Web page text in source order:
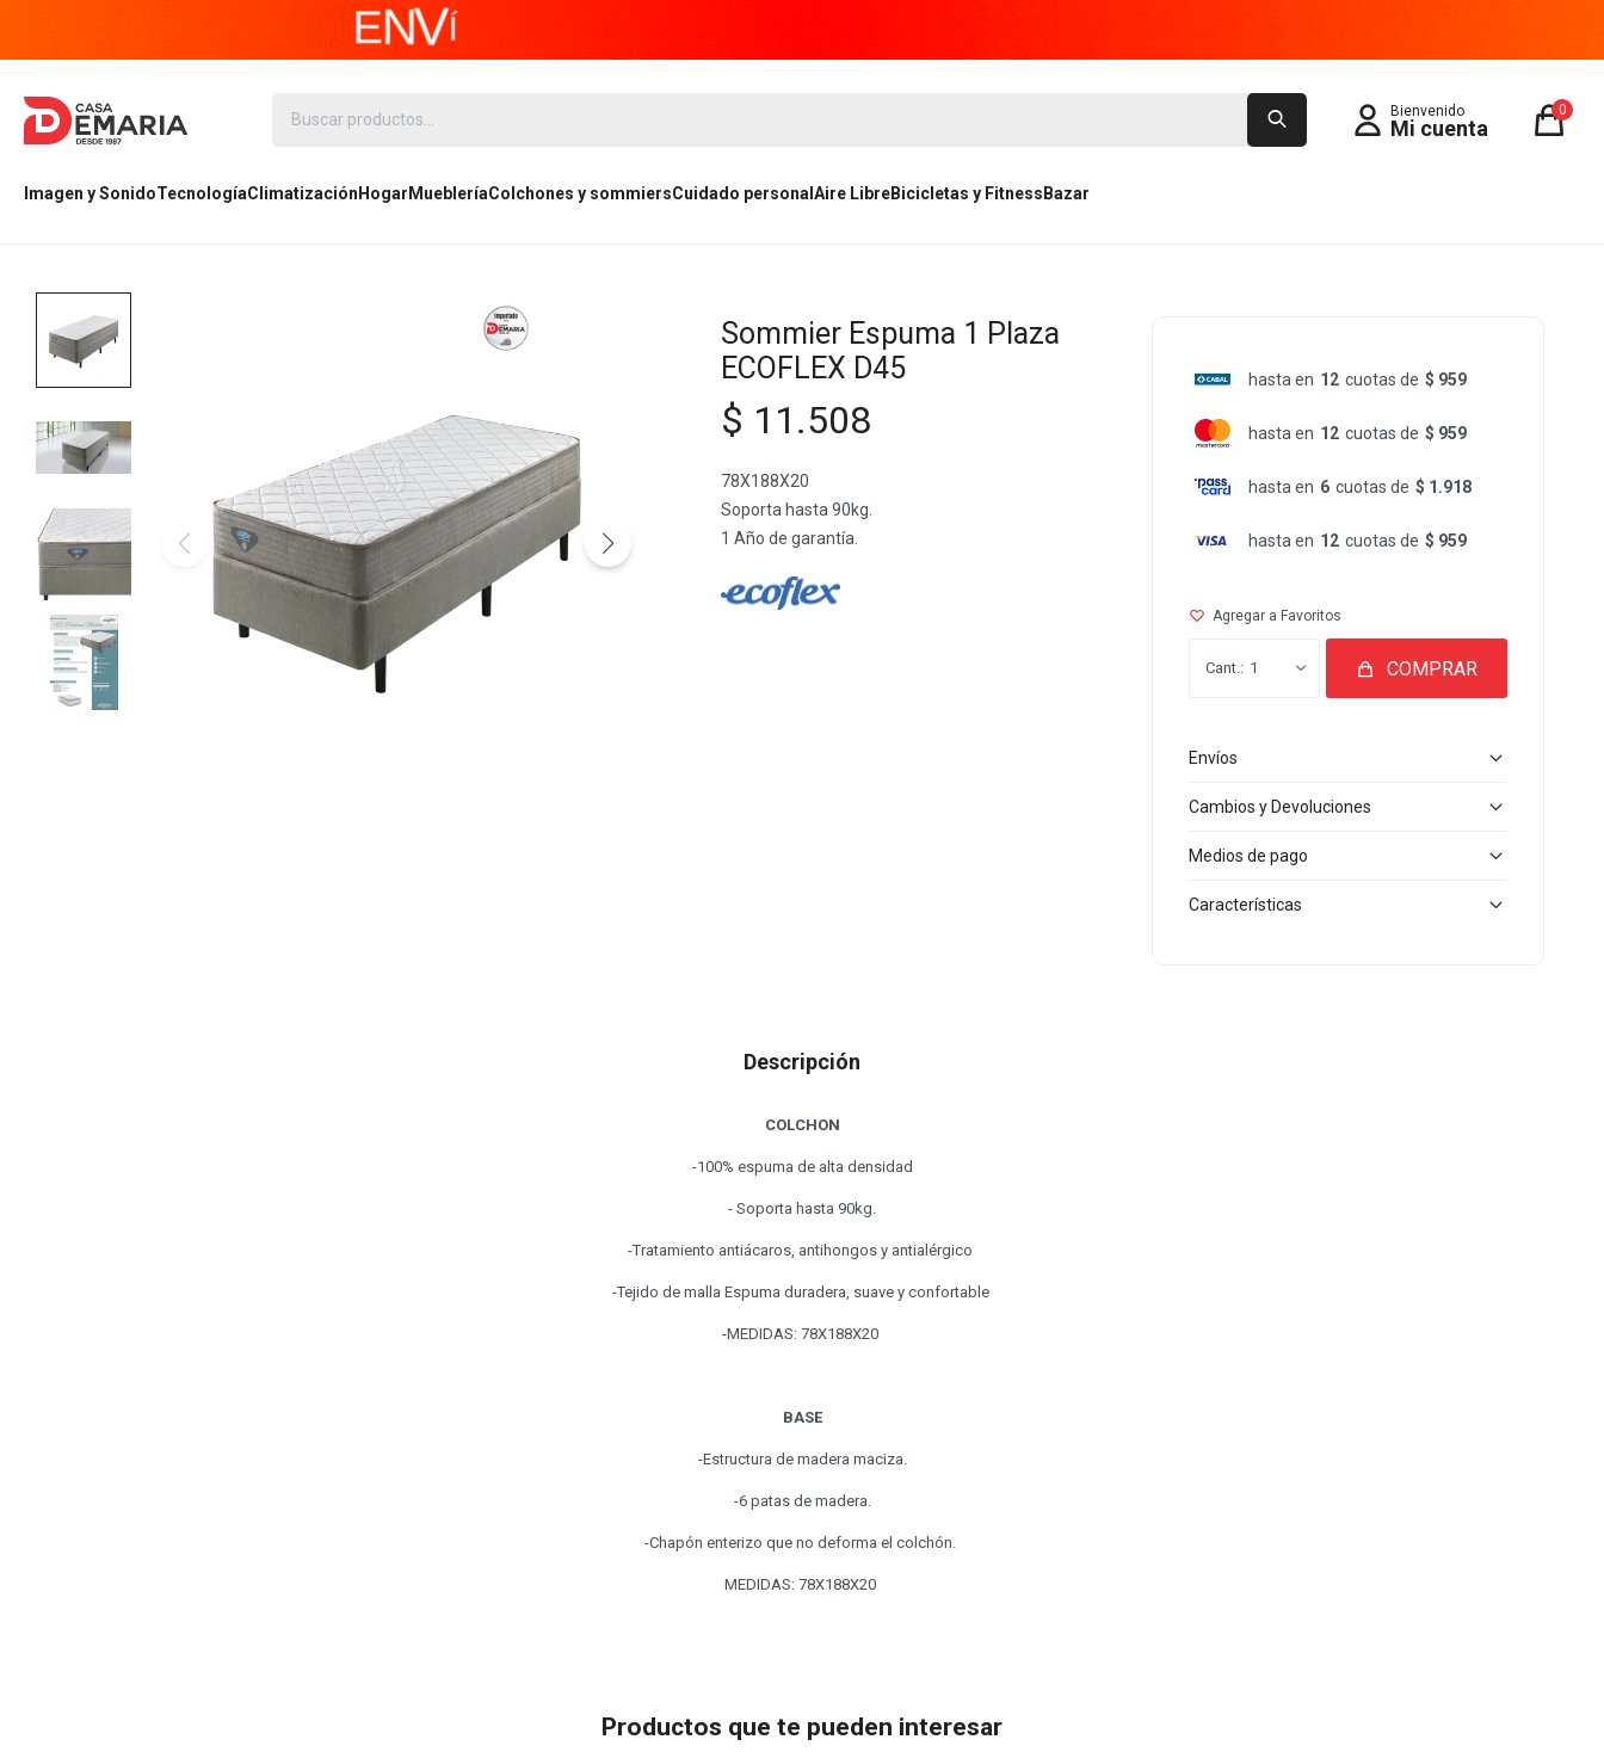
Imagen y SonidoTecnologíaClimatización Hogar MuebleríaColchones y sommiersCuidado personal Aire LibreBicicletas y Fitness Bazar
0
Sommier Espuma 1 Plaza
ECOFLEX D45
$ 11.508
78X188X20
Soporta hasta 90kg.
1 Año de garantía.
hasta en 12 cuotas de $ 959
hasta en 12 cuotas de $ 959
hasta en 6 cuotas de $ 1.918
hasta en 12 cuotas de $ 959
1 COMPRAR
Envíos
Cambios y Devoluciones
Medios de pago
Características
Descripción
COLCHON
-100% espuma de alta densidad
- Soporta hasta 90kg.
-Tratamiento antiácaros, antihongos y antialérgico
-Tejido de malla Espuma duradera, suave y confortable
-MEDIDAS: 78X188X20
BASE
-Estructura de madera maciza.
-6 patas de madera.
-Chapón enterizo que no deforma el colchón.
MEDIDAS: 78X188X20
Productos que te pueden interesar